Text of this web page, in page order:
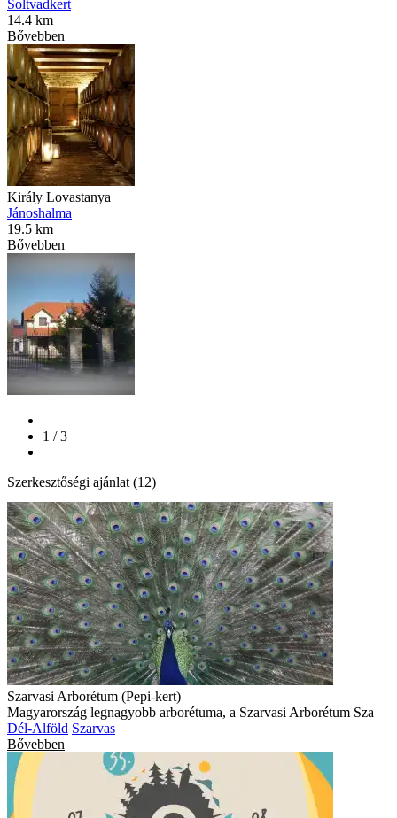
Soltvadkert
14.4 km
Bővebben
Király Lovastanya
Jánoshalma
19.5 km
Bővebben
1 / 3
Szerkesztőségi ajánlat (12)
Szarvasi Arborétum (Pepi-kert)
Magyarország legnagyobb arborétuma, a Szarvasi Arborétum Sza
Dél-Alföld Szarvas
Bővebben